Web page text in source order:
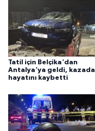
Tatil için Belçika'dan
Antalya'ya geldi, kazada
hayatını kaybetti